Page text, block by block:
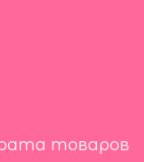
товаров